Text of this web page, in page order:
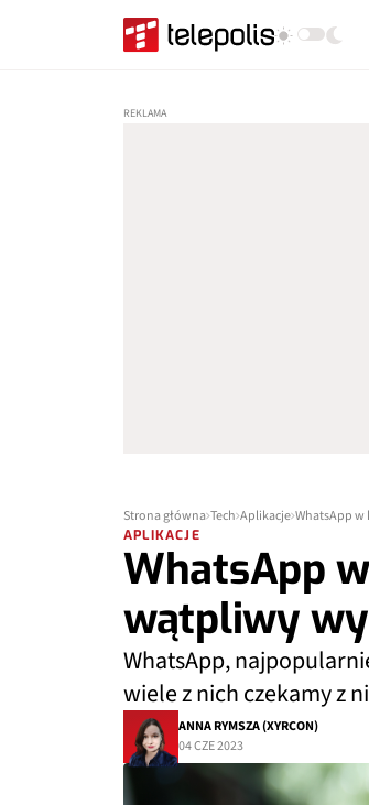
Strona główna Tech Aplikacje WhatsApp
APLIKACJE
WhatsApp
wątpliwy
WhatsApp,
wiele z nich czekamy z
ANNA RYMSZA (XYRCON)
04 CZE 2023